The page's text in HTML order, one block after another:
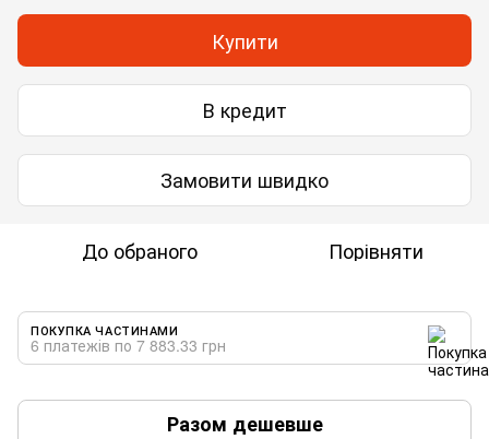
Купити
В кредит
Замовити швидко
До обраного Порівняти
ПОКУПКА ЧАСТИНАМИ
6 платежів по 7 883.33 грн
Разом дешевше